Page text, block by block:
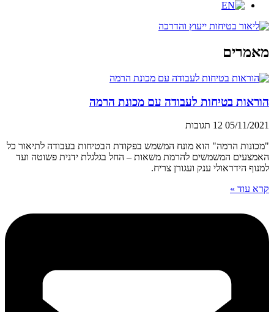
מאמרים
הוראות בטיחות לעבודה עם מכונת הרמה
05/11/2021 12 תגובות
"מכונות הרמה" הוא מונח המשמש בפקודת הבטיחות בעבודה לתיאור כל
האמצעים המשמשים להרמת משאות – החל בגלגלת ידנית פשוטה ועד
למנוף הידראולי ענק ועגורן צריח.
קרא עוד »